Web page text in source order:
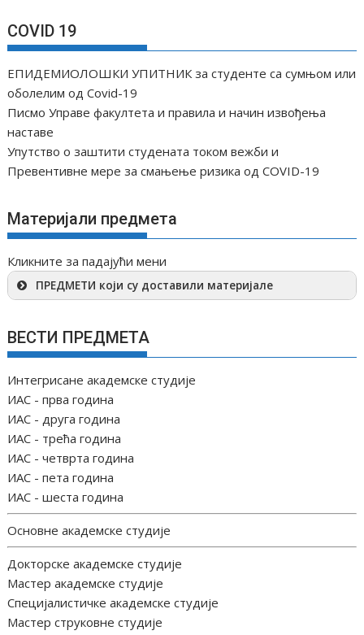
COVID 19
ЕПИДЕМИОЛОШКИ УПИТНИК за студенте са сумњом или
оболелим од Covid-19
Писмо Управе факултета и правила и начин извођења
наставе
Упутство о заштити студената током вежби и
Превентивне мере за смањење ризика од COVID-19
Материјали предмета
Кликните за падајући мени
ПРЕДМЕТИ који су доставили материјале
ВЕСТИ ПРЕДМЕТА
Интегрисане академске студије
ИАС - прва година
ИАС - друга година
ИАС - трећа година
ИАС - четврта година
ИАС - пета година
ИАС - шеста година
Основне академске студије
Докторске академске студије
Мастер академске студије
Специјалистичке академске студије
Мастер струковне студије